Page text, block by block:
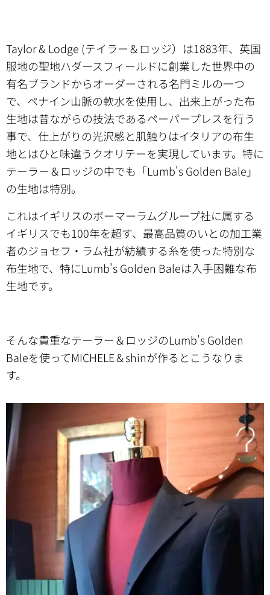
Taylor & Lodge (テイラー＆ロッジ）は1883年、英国
服地の聖地ハダースフィールドに創業した世界中の
有名ブランドからオーダーされる名門ミルの一つ
で、ペナイン山脈の軟水を使用し、出来上がった布
生地は昔ながらの技法であるペーパープレスを行う
事で、仕上がりの光沢感と肌触りはイタリアの布生
地とはひと味違うクオリテーを実現しています。特に
テーラー＆ロッジの中でも「Lumb's Golden Bale」
の生地は特別。
これはイギリスのボーマーラムグループ社に属する
イギリスでも100年を超す、最高品質のいとの加工業
者のジョセフ・ラム社が紡績する糸を使った特別な
布生地で、特にLumb's Golden Baleは入手困難な布
生地です。
そんな貴重なテーラー＆ロッジのLumb's Golden
Baleを使ってMICHELE＆shinが作るとこうなりま
す。